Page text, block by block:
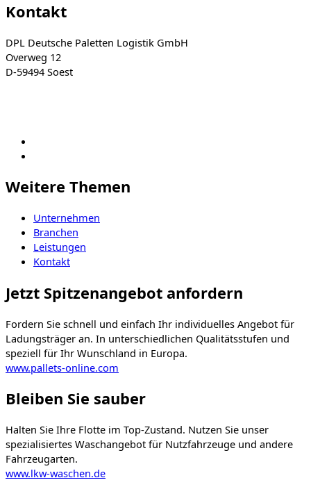
Kontakt
DPL Deutsche Paletten Logistik GmbH
Overweg 12
D-59494 Soest
Weitere Themen
Unternehmen
Branchen
Leistungen
Kontakt
Jetzt Spitzenangebot anfordern
Fordern Sie schnell und einfach Ihr individuelles Angebot für
Ladungsträger an. In unterschiedlichen Qualitätsstufen und
speziell für Ihr Wunschland in Europa.
www.pallets-online.com
Bleiben Sie sauber
Halten Sie Ihre Flotte im Top-Zustand. Nutzen Sie unser
spezialisiertes Waschangebot für Nutzfahrzeuge und andere
Fahrzeugarten.
www.lkw-waschen.de